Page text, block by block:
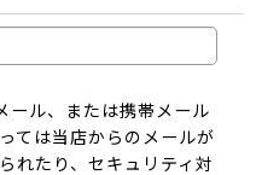
ール、または携帯メール
ては当店からのメールが
れたり、セキュリティ対